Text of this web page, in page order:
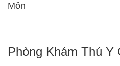
Môn
Phòng Khám Thú Y